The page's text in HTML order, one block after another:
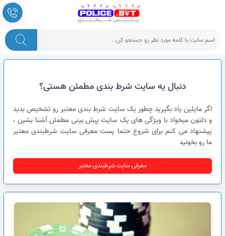
دنبال یه سایت شرط بندی مطمئن هستی؟
اگر مایلین یاد بگیرید چطور یک سایت شرط بندی معتبر رو تشخیص بدید
و دلتون میخواد با ویژگی های یک سایت پیش بینی مطمئن آشنا بشین ،
پیشنهاد می کنم برای شروع حتما پست معرفی سایت شرطبندی معتبر
ما رو بخونید
معرفی سایت شرطبندی معتبر